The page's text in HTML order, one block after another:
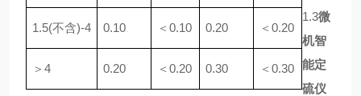
1.5(不含)-4 0.10 ＜0.10 0.20 ＜0.20
＞4 0.20 ＜0.20 0.30 ＜0.30
1.3微
机智
能定
硫仪